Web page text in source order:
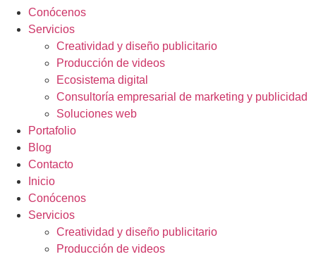
Conócenos
Servicios
Creatividad y diseño publicitario
Producción de videos
Ecosistema digital
Consultoría empresarial de marketing y publicidad
Soluciones web
Portafolio
Blog
Contacto
Inicio
Conócenos
Servicios
Creatividad y diseño publicitario
Producción de videos